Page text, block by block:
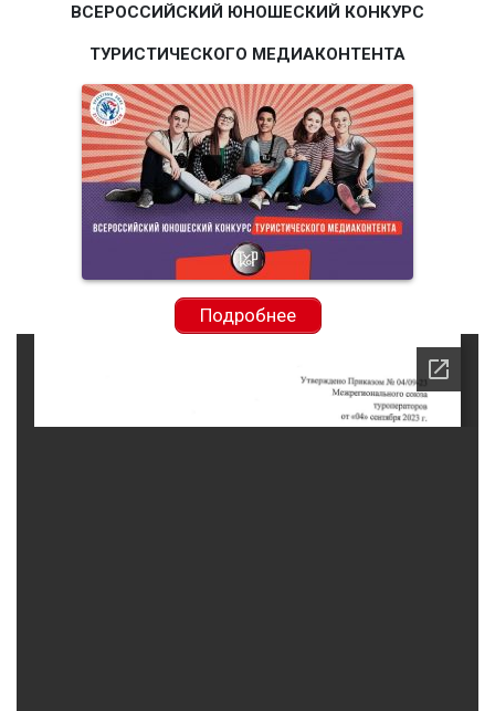
ВСЕРОССИЙСКИЙ ЮНОШЕСКИЙ КОНКУРС
ТУРИСТИЧЕСКОГО МЕДИАКОНТЕНТА
Подробнее